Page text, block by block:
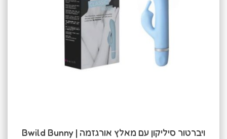
ויברטור סיליקון עם מאלץ אורגזמה | Bwild Bunny